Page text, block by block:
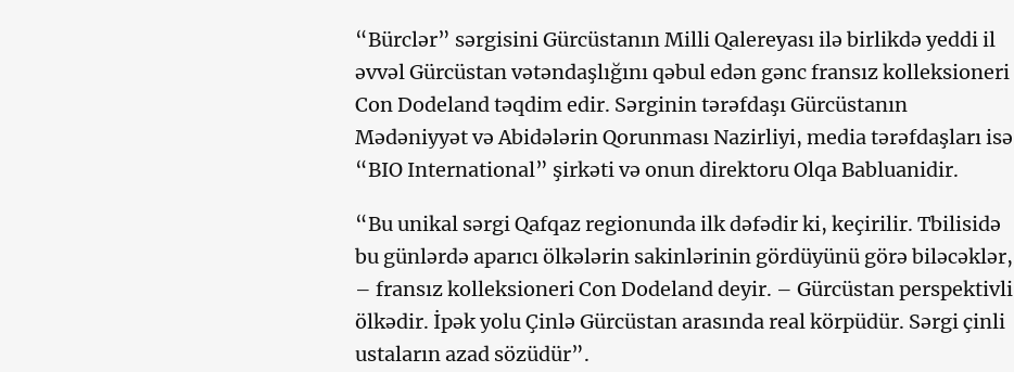
“Bürclər” sərgisini Gürcüstanın Milli Qalereyası ilə birlikdə yeddi il
əvvəl Gürcüstan vətəndaşlığını qəbul edən gənc fransız kolleksioneri
Con Dodeland təqdim edir. Sərginin tərəfdaşı Gürcüstanın
Mədəniyyət və Abidələrin Qorunması Nazirliyi, media tərəfdaşları isə
“BIO International” şirkəti və onun direktoru Olqa Babluanidir.
“Bu unikal sərgi Qafqaz regionunda ilk dəfədir ki, keçirilir. Tbilisidə
bu günlərdə aparıcı ölkələrin sakinlərinin gördüyünü görə biləcəklər,
– fransız kolleksioneri Con Dodeland deyir. – Gürcüstan perspektivli
ölkədir. İpək yolu Çinlə Gürcüstan arasında real körpüdür. Sərgi çinli
ustaların azad sözüdür”.